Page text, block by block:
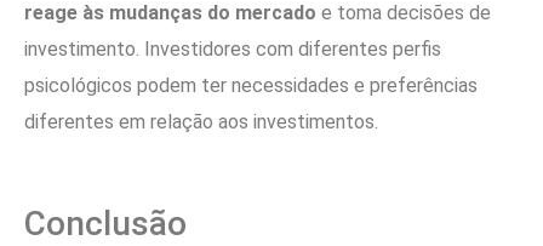
reage às mudanças do mercado e toma decisões de
investimento. Investidores com diferentes perfis
psicológicos podem ter necessidades e preferências
diferentes em relação aos investimentos.
Conclusão